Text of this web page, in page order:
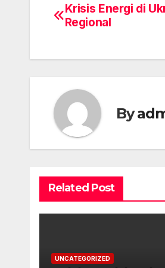
Post
Krisis Energi di
Regional
By
Related Post
UNCATEGORIZED